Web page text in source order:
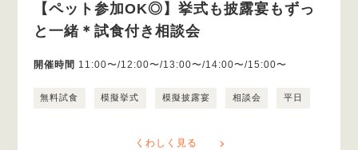
【ペット参加OK◎】挙式も披露宴もずっ
と一緒＊試食付き相談会
開催時間 11:00〜/12:00〜/13:00〜/14:00〜/15:00〜
無料試食 模擬挙式 模擬披露宴 相談会 平日
くわしく見る